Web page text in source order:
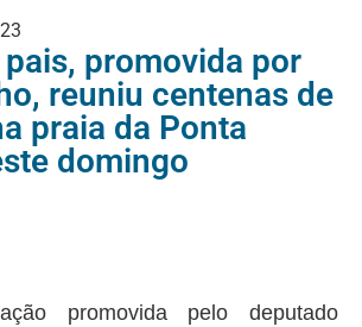
promovida por
reuniu centenas de
praia da Ponta
domingo
promovida pelo deputado